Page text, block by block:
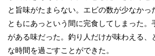
と旨味がたまらない。エビの数が少なかっ
ともにあっという間に完食してしまった。
がある味だった。釣り人だけが味わえる、
な時間を過ごすことができた。